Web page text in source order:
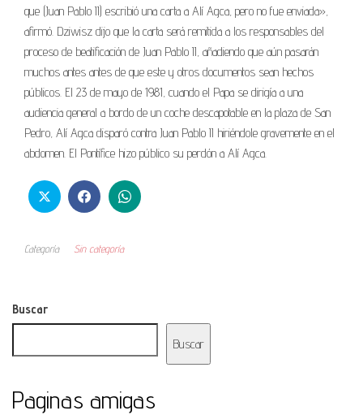
que (Juan Pablo II) escribió una carta a Alí Agca, pero no fue enviada»,
afirmó. Dziwisz dijo que la carta será remitida a los responsables del
proceso de beatificación de Juan Pablo II, añadiendo que aún pasarán
muchos antes antes de que este y otros documentos sean hechos
públicos. El 23 de mayo de 1981, cuando el Papa se dirigía a una
audiencia general a bordo de un coche descapotable en la plaza de San
Pedro, Alí Agca disparó contra Juan Pablo II hiriéndole gravemente en el
abdomen. El Pontífice hizo público su perdón a Alí Agca.
Categoría Sin categoría
Buscar
Buscar
Paginas amigas